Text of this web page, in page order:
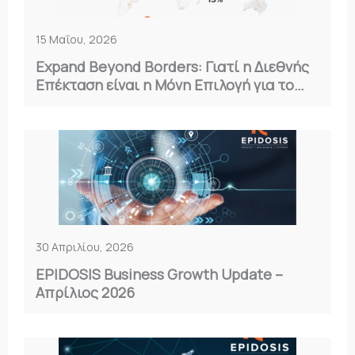
15 Μαΐου, 2026
Expand Beyond Borders: Γιατί η Διεθνής
Επέκταση είναι η Μόνη Επιλογή για το
30 Απριλίου, 2026
EPIDOSIS Business Growth Update –
Απρίλιος 2026